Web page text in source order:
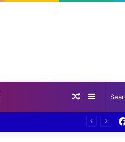
Sidebar
Random